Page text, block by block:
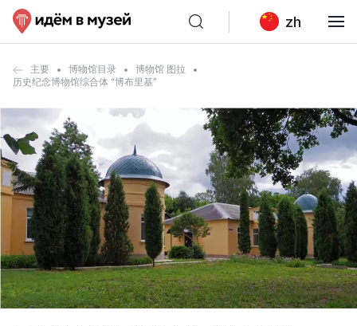
zh
主要 博物馆目录
博物馆 图拉
历史纪念博物馆综合体 “博布里基”